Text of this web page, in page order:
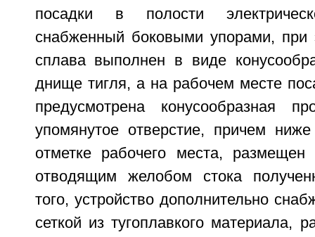
посадки в полости
снабженный боковыми упорами, при
сплава выполнен в виде
днище тигля, а на рабочем месте
предусмотрена конусообразная
упомянутое отверстие, причем
отметке рабочего места,
отводящим желобом стока
того, устройство дополнительно
сеткой из тугоплавкого материала,